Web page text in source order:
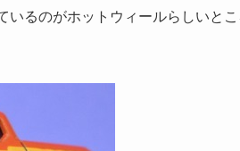
いるのがホットウィールらしいとこ